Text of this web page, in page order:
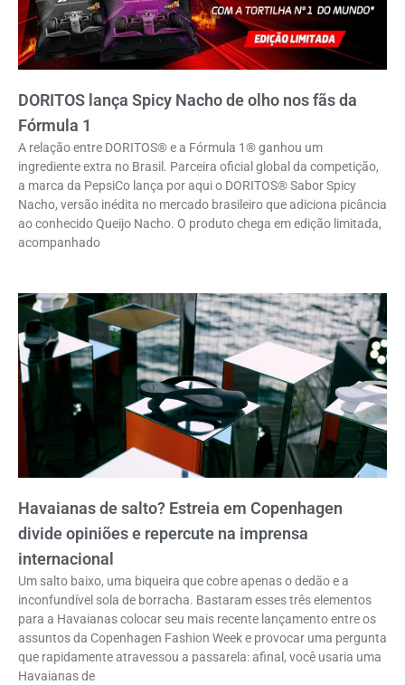
DORITOS lança Spicy Nacho de olho nos fãs da
Fórmula 1
A relação entre DORITOS® e a Fórmula 1® ganhou um
ingrediente extra no Brasil. Parceira oficial global da competição,
a marca da PepsiCo lança por aqui o DORITOS® Sabor Spicy
Nacho, versão inédita no mercado brasileiro que adiciona picância
ao conhecido Queijo Nacho. O produto chega em edição limitada,
acompanhado
Havaianas de salto? Estreia em Copenhagen
divide opiniões e repercute na imprensa
internacional
Um salto baixo, uma biqueira que cobre apenas o dedão e a
inconfundível sola de borracha. Bastaram esses três elementos
para a Havaianas colocar seu mais recente lançamento entre os
assuntos da Copenhagen Fashion Week e provocar uma pergunta
que rapidamente atravessou a passarela: afinal, você usaria uma
Havaianas de